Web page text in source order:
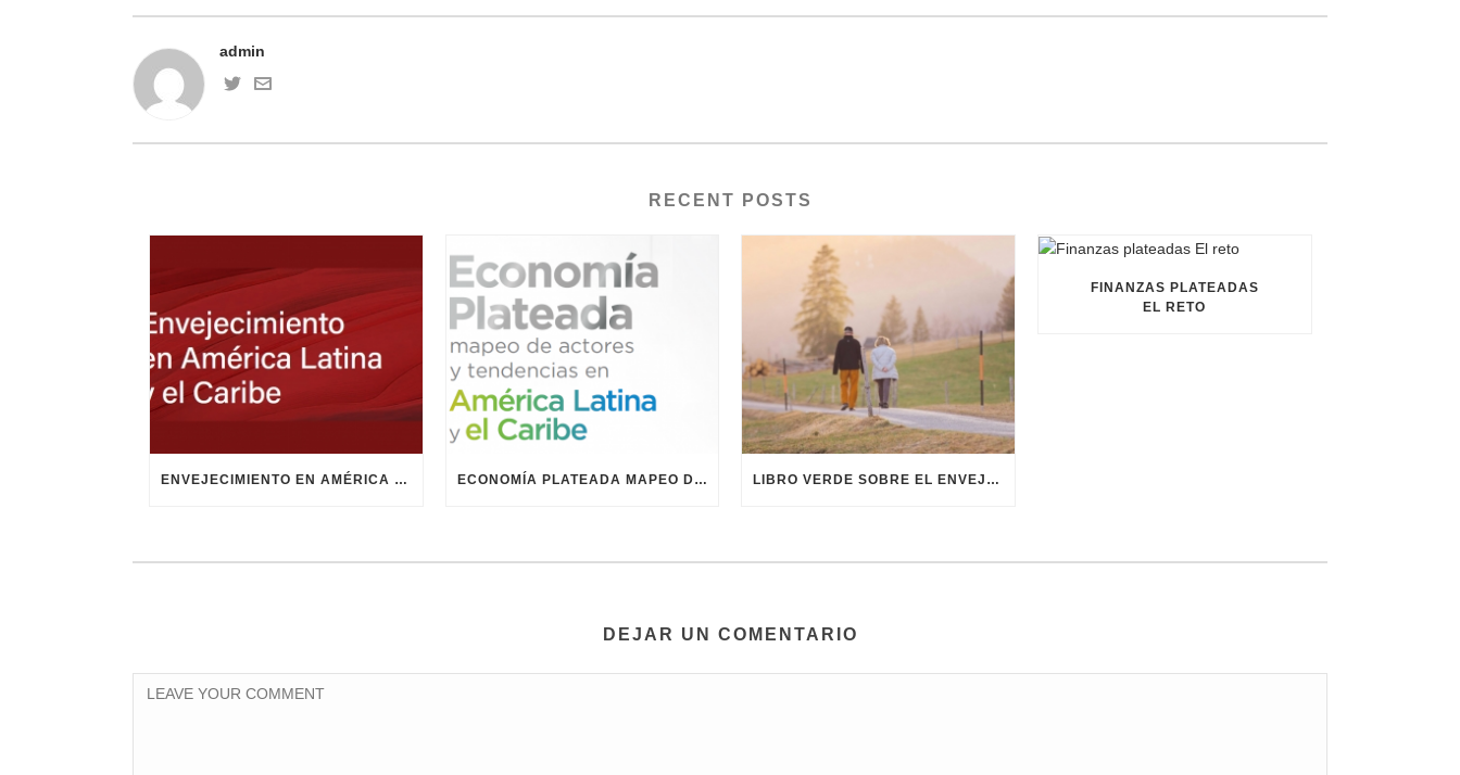
admin
RECENT POSTS
ENVEJECIMIENTO EN AMÉRICA LATINA Y EL CARIBE ECONOMÍA PLATEADA MAPEO DE ACTORES Y TENDENCIAS LIBRO VERDE SOBRE EL ENVEJECIMIENTO
FINANZAS PLATEADAS
EL RETO
DEJAR UN COMENTARIO